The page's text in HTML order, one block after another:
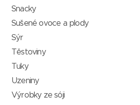
Snacky
Sušené ovoce a plody
Sýr
Těstoviny
Tuky
Uzeniny
Výrobky ze sóji